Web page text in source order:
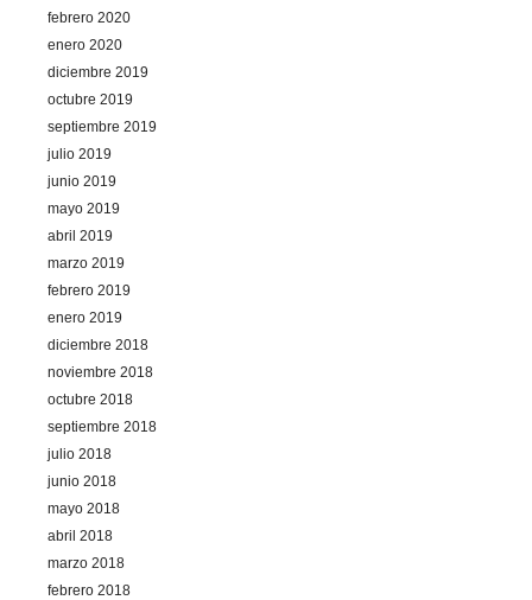
febrero 2020
enero 2020
diciembre 2019
octubre 2019
septiembre 2019
julio 2019
junio 2019
mayo 2019
abril 2019
marzo 2019
febrero 2019
enero 2019
diciembre 2018
noviembre 2018
octubre 2018
septiembre 2018
julio 2018
junio 2018
mayo 2018
abril 2018
marzo 2018
febrero 2018